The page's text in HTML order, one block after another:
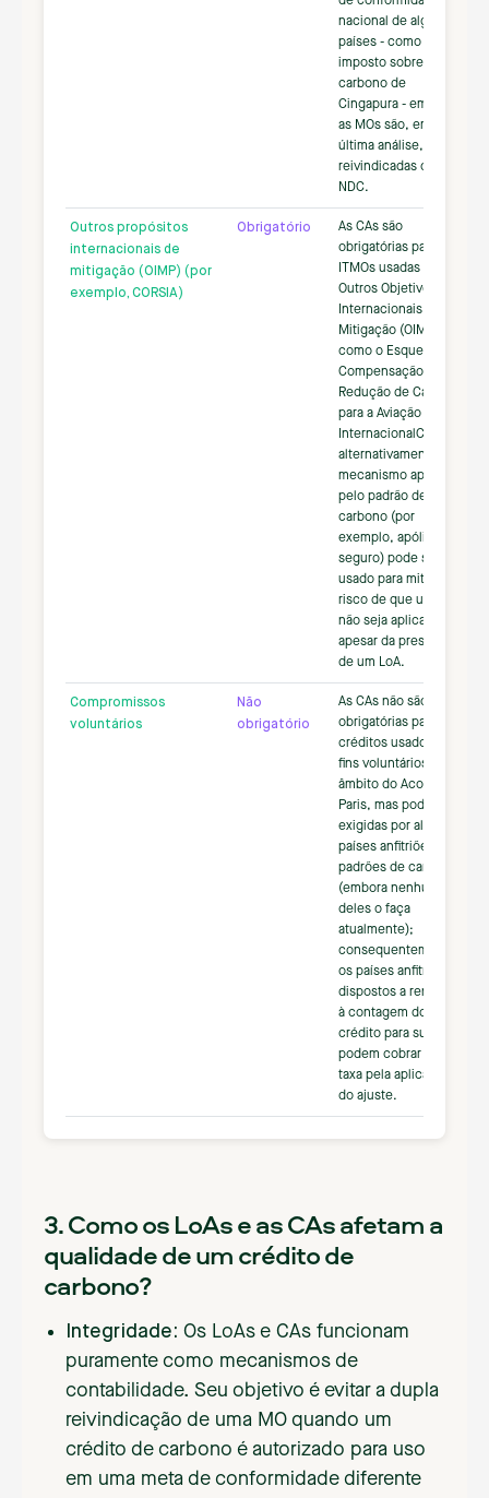
nacional de alguns
países - como o
imposto sobre o
carbono de
Cingapura - em que
as MOs são, em
última análise,
reivindicadas contra a
NDC.
Outros propósitos
internacionais de
mitigação (OIMP) (por
exemplo, CORSIA)
Obrigatório
As CAs são
obrigatórias para
ITMOs usadas para
Outros Objetivos
Internacionais de
Mitigação (OIMPs),
como o Esquema de
Compensação e
Redução de Carbono
para a Aviação
InternacionalCORSIA);
alternativamente, um
mecanismo aprovado
pelo padrão de
carbono (por
exemplo, apólice de
seguro) pode ser
usado para mitigar o
risco de que uma CA
não seja aplicada,
apesar da presença
de um LoA.
Compromissos
voluntários
Não
obrigatório
As CAs não são
obrigatórias para
créditos usados para
fins voluntários no
âmbito do Acordo de
Paris, mas podem ser
exigidas por alguns
países anfitriões ou
padrões de carbono
(embora nenhum
deles o faça
atualmente);
consequentemente,
os países anfitriões
dispostos a renunciar
à contagem do
crédito para sua NDC
podem cobrar uma
taxa pela aplicação
do ajuste.
3. Como os LoAs e as CAs afetam a
qualidade de um crédito de
carbono?
Integridade: Os LoAs e CAs funcionam
puramente como mecanismos de
contabilidade. Seu objetivo é evitar a dupla
reivindicação de uma MO quando um
crédito de carbono é autorizado para uso
em uma meta de conformidade diferente